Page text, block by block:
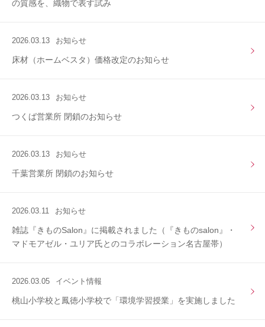
の質感を、織物で表す試み
2026.03.13 お知らせ
床材（ホームベスタ）価格改定のお知らせ
2026.03.13 お知らせ
つくば営業所 閉鎖のお知らせ
2026.03.13 お知らせ
千葉営業所 閉鎖のお知らせ
2026.03.11 お知らせ
雑誌『きものSalon』に掲載されました（『きものsalon』・
マドモアゼル・ユリア氏とのコラボレーション名古屋帯）
2026.03.05 イベント情報
桃山小学校と鳳徳小学校で「環境学習授業」を実施しました